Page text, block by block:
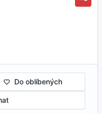
Do oblíbených